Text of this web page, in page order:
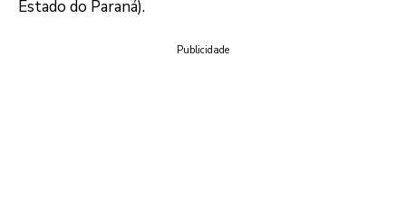
Estado do Paraná).
Publicidade